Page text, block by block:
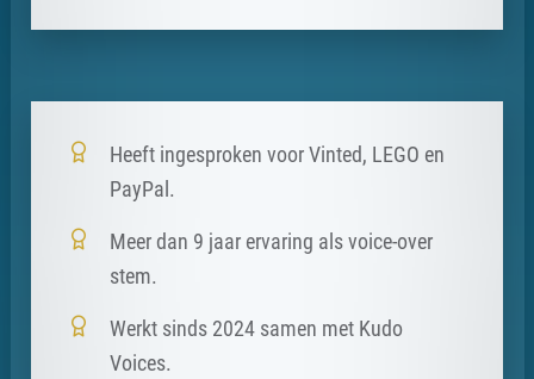
Heeft ingesproken voor Vinted, LEGO en
PayPal.
Meer dan 9 jaar ervaring als voice-over
stem.
Werkt sinds 2024 samen met Kudo
Voices.